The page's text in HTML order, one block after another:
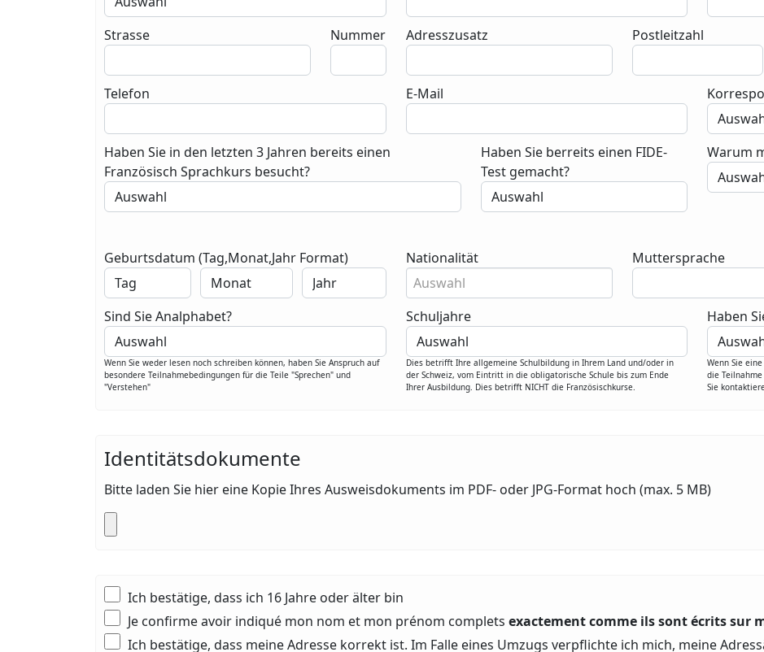
Strasse Nummer Adresszusatz Postleitzahl
Telefon E-Mail
Haben Sie in den letzten 3 Jahren bereits einen
Französisch Sprachkurs besucht?
Haben Sie berreits einen FIDE-
Test gemacht?
Warum
Geburtsdatum (Tag,Monat,Jahr Format)
Nationalität
Auswahl
Muttersprache
Sind Sie Analphabet?
Wenn Sie weder lesen noch schreiben können, haben Sie Anspruch auf
besondere Teilnahmebedingungen für die Teile "Sprechen" und
"Verstehen"
Schuljahre
Dies betrifft Ihre allgemeine Schulbildung in Ihrem Land und/oder in
der Schweiz, vom Eintritt in die obligatorische Schule bis zum Ende
Ihrer Ausbildung. Dies betrifft NICHT die Französischkurse.
Haben
Wenn Sie
die
Sie
Identitätsdokumente
Bitte laden Sie hier eine Kopie Ihres Ausweisdokuments im PDF- oder JPG-Format hoch (max. 5 MB)
Ich bestätige, dass ich 16 Jahre oder älter bin
Je confirme avoir indiqué mon nom et mon prénom complets exactement comme ils sont écrits sur
Ich bestätige, dass meine Adresse korrekt ist. Im Falle eines Umzugs verpflichte ich mich, meine